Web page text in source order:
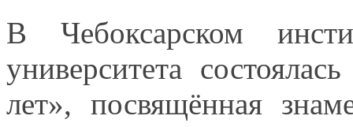
В Чебоксарском
университета
лет», посвящённая